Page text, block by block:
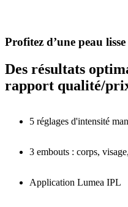
Profitez d’une peau
Des résultats
rapport qualité/
5 réglages d'intensité
3 embouts : corps,
Application Lumea IPL